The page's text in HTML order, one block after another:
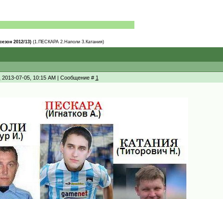
2012/13) (1.ПЕСКАРА 2.Наполи 3.Катания)
2013-07-05, 10:15 AM | Сообщение # 1